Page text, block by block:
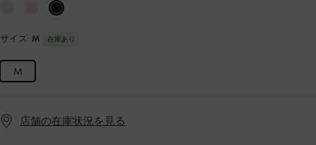
サイズ: M 在庫あり
M
店舗の在庫状況を見る